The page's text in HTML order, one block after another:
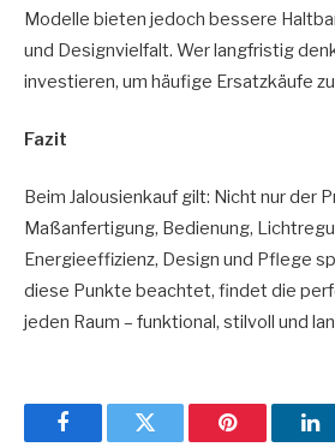
Modelle bieten jedoch bessere
und Designvielfalt. Wer langfristig
investieren, um häufige Ersatzkäufe
Fazit
Beim Jalousienkauf gilt: Nicht nur der
Maßanfertigung, Bedienung,
Energieeffizienz, Design und Pflege
diese Punkte beachtet, findet die
jeden Raum – funktional, stilvoll und
FacebookTwitter Pinterest